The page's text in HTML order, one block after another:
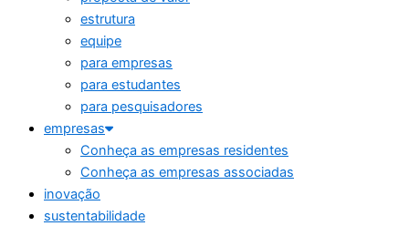
estrutura
equipe
para empresas
para estudantes
para pesquisadores
empresas
Conheça as empresas residentes
Conheça as empresas associadas
inovação
sustentabilidade